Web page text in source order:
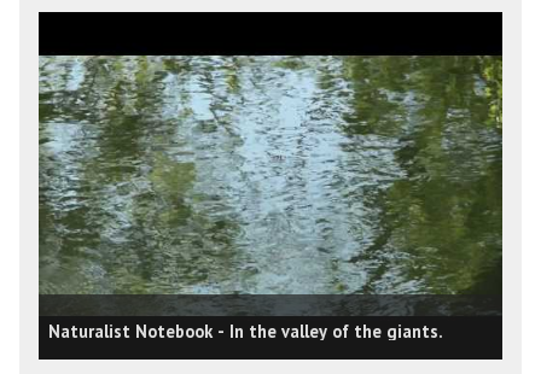
Naturalist Notebook - In the valley of the giants.